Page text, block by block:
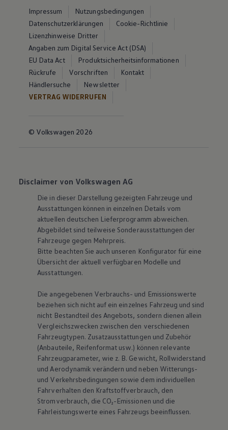
Impressum
Nutzungsbedingungen
Datenschutzerklärungen
Cookie-Richtlinie
Lizenzhinweise Dritter
Angaben zum Digital Service Act (DSA)
EU Data Act
Produktsicherheitsinformationen
Rückrufe
Vorschriften
Kontakt
Händlersuche
Newsletter
VERTRAG WIDERRUFEN
© Volkswagen 2026
Disclaimer von Volkswagen AG
Die in dieser Darstellung gezeigten Fahrzeuge und
Ausstattungen können in einzelnen Details vom
aktuellen deutschen Lieferprogramm abweichen.
Abgebildet sind teilweise Sonderausstattungen der
Fahrzeuge gegen Mehrpreis.
Bitte beachten Sie auch unseren Konfigurator für eine
Übersicht der aktuell verfügbaren Modelle und
Ausstattungen.
Die angegebenen Verbrauchs- und Emissionswerte
beziehen sich nicht auf ein einzelnes Fahrzeug und sind
nicht Bestandteil des Angebots, sondern dienen allein
Vergleichszwecken zwischen den verschiedenen
Fahrzeugtypen. Zusatzausstattungen und Zubehör
(Anbauteile, Reifenformat usw.) können relevante
Fahrzeugparameter, wie z. B. Gewicht, Rollwiderstand
und Aerodynamik verändern und neben Witterungs-
und Verkehrsbedingungen sowie dem individuellen
Fahrverhalten den Kraftstoffverbrauch, den
Stromverbrauch, die CO₂-Emissionen und die
Fahrleistungswerte eines Fahrzeugs beeinflussen.